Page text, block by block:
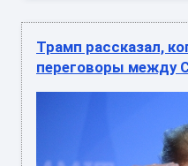
Трамп рассказал,
переговоры между